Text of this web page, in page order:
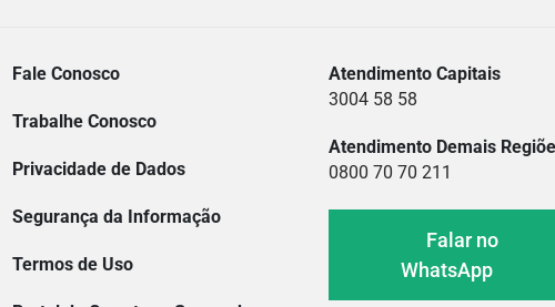
Fale Conosco
Trabalhe Conosco
Privacidade de Dados
Segurança da Informação
Termos de Uso
Atendimento Capitais
3004 58 58
Atendimento Demais
0800 70 70 211
Falar no
WhatsApp